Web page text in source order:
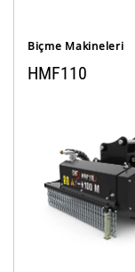
Biçme Makineleri
HMF110